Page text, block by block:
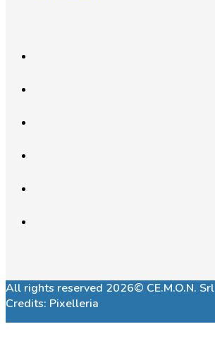
All rights reserved 2026© CE.M.O.N. Srl
Credits: Pixelleria